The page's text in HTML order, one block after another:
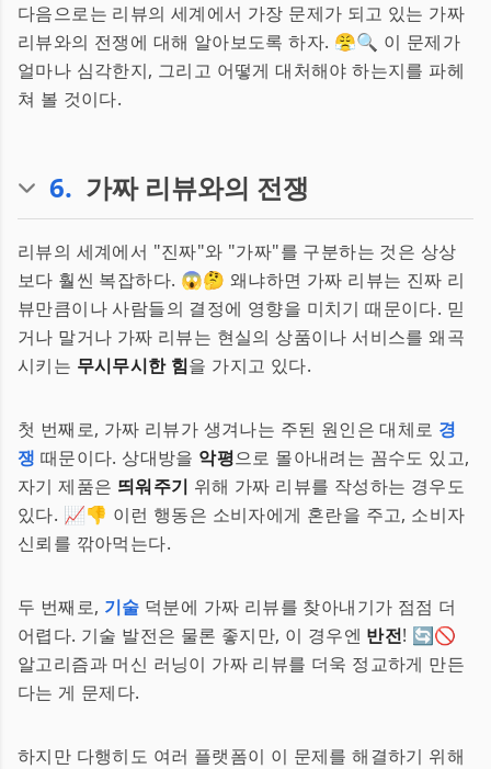
다음으로는 리뷰의 세계에서 가장 문제가 되고 있는 가짜
리뷰와의 전쟁에 대해 알아보도록 하자. 😤🔍 이 문제가
얼마나 심각한지, 그리고 어떻게 대처해야 하는지를 파헤
쳐 볼 것이다.
6. 가짜 리뷰와의 전쟁
리뷰의 세계에서 "진짜"와 "가짜"를 구분하는 것은 상상
보다 훨씬 복잡하다. 😱🤔 왜냐하면 가짜 리뷰는 진짜 리
뷰만큼이나 사람들의 결정에 영향을 미치기 때문이다. 믿
거나 말거나 가짜 리뷰는 현실의 상품이나 서비스를 왜곡
시키는 무시무시한 힘을 가지고 있다.
첫 번째로, 가짜 리뷰가 생겨나는 주된 원인은 대체로 경
쟁 때문이다. 상대방을 악평으로 몰아내려는 꼼수도 있고,
자기 제품은 띄워주기 위해 가짜 리뷰를 작성하는 경우도
있다. 📈👎 이런 행동은 소비자에게 혼란을 주고, 소비자
신뢰를 깎아먹는다.
두 번째로, 기술 덕분에 가짜 리뷰를 찾아내기가 점점 더
어렵다. 기술 발전은 물론 좋지만, 이 경우엔 반전! 🔄🚫
알고리즘과 머신 러닝이 가짜 리뷰를 더욱 정교하게 만든
다는 게 문제다.
하지만 다행히도 여러 플랫폼이 이 문제를 해결하기 위해